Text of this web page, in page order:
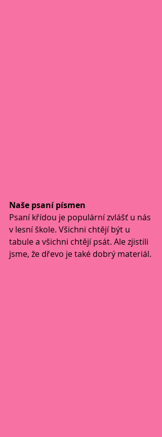
Naše psaní písmen
Psaní křídou je populární zvlášť u nás
v lesní škole. Všichni chtějí být u
tabule a všichni chtějí psát. Ale zjistili
jsme, že dřevo je také dobrý materiál.